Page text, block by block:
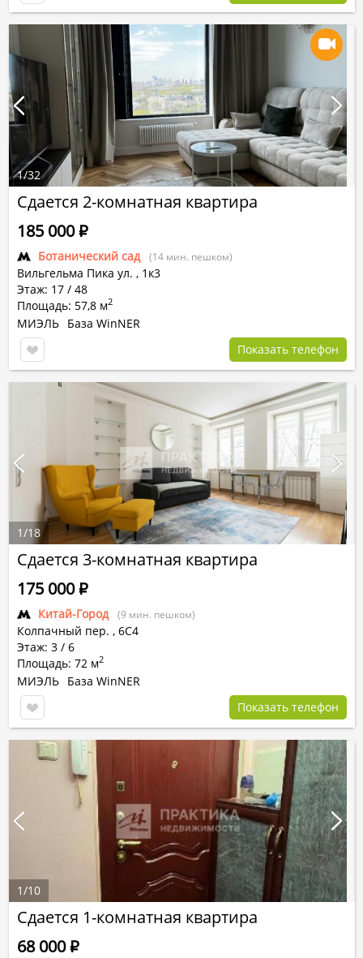
Сдается 2-комнатная квартира
Ботанический сад (14 мин. пешком)
Вильгельма Пика ул. , 1к3
Этаж: 17 / 48
Площадь: 57,8 м2
185 000Р
МИЭЛЬ База WinNER
Показать телефон
1/32
Сдается 3-комнатная квартира
Китай-Город (9 мин. пешком)
Колпачный пер. , 6С4
Этаж: 3 / 6
Площадь: 72 м2
175 000Р
МИЭЛЬ База WinNER
Показать телефон
1/18
Сдается 1-комнатная квартира
68 000Р
1/10